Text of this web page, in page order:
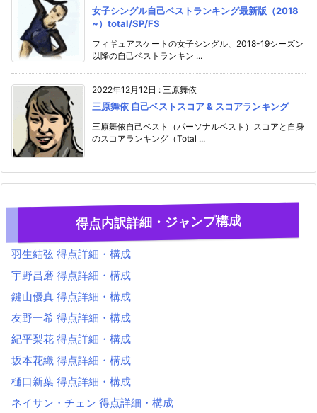
女子シングル自己ベストランキング最新版（2018
~）total/SP/FS
フィギュアスケートの女子シングル、2018-19シーズン
以降の自己ベストランキン ...
2022年12月12日 : 三原舞依
三原舞依 自己ベストスコア & スコアランキング
三原舞依自己ベスト（パーソナルベスト）スコアと自身
のスコアランキング（Total ...
得点内訳詳細・ジャンプ構成
羽生結弦 得点詳細・構成
宇野昌磨 得点詳細・構成
鍵山優真 得点詳細・構成
友野一希 得点詳細・構成
紀平梨花 得点詳細・構成
坂本花織 得点詳細・構成
樋口新葉 得点詳細・構成
ネイサン・チェン 得点詳細・構成